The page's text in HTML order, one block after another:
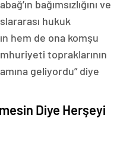
bağımsızlığını ve
hukuk
hem de ona komşu
topraklarının
geliyordu” diye
Diye Herşeyi